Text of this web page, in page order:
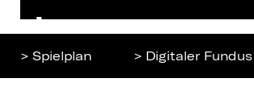
> Spielplan > Digitaler Fundus
ist